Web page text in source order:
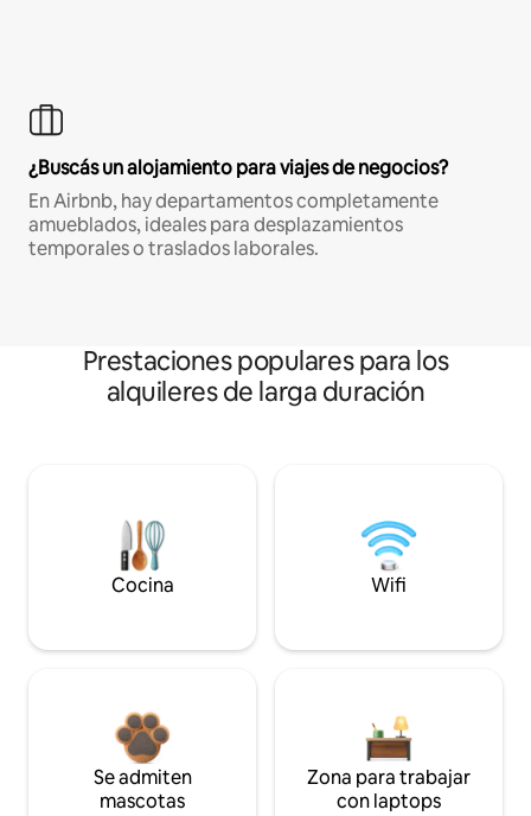
¿Buscás un alojamiento para viajes de negocios?
En Airbnb, hay departamentos completamente
amueblados, ideales para desplazamientos
temporales o traslados laborales.
Prestaciones populares para los
alquileres de larga duración
Cocina Wifi
Se admiten
mascotas
Zona para trabajar
con laptops